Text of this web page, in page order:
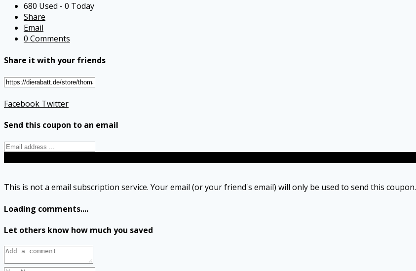
680 Used - 0 Today
Share
Email
0 Comments
Share it with your friends
Facebook Twitter
Send this coupon to an email
This is not a email subscription service. Your email (or your friend's email) will only be used to send this coupon.
Loading comments....
Let others know how much you saved